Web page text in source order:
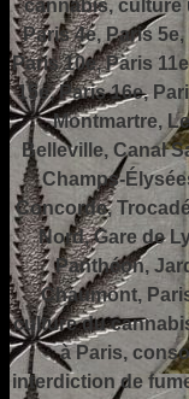
cannabis, culture
Paris 4e, Paris
Paris 10e, Paris
15e, Paris 16e,
Montmartre,
Belleville, Canal
Champs-
Concorde,
Nord, Gare de
Panthéon,
Chaumont,
culture du
à Paris,
interdiction de